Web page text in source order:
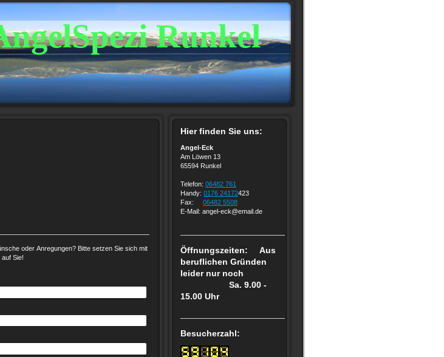
Runkel
oder Anregungen? Bitte setzen Sie sich mit
Sie!
Hier finden Sie uns:
Angel-Eck
Am Löwen 13
65594 Runkel
Telefon: 06482 761
Handy: 0176 24172423
Fax: 06482 5508
E-Mail: angel-eck@email.de
Öffnungszeiten: Aus
beruflichen Gründen
leider nur noch
Sa. 9.00 -
15.00 Uhr
Besucherzahl: